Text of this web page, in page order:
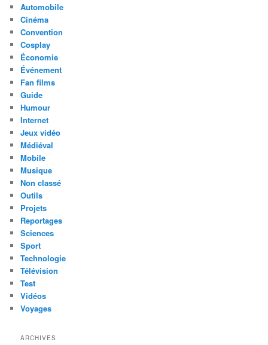
Automobile
Cinéma
Convention
Cosplay
Économie
Événement
Fan films
Guide
Humour
Internet
Jeux vidéo
Médiéval
Mobile
Musique
Non classé
Outils
Projets
Reportages
Sciences
Sport
Technologie
Télévision
Test
Vidéos
Voyages
ARCHIVES